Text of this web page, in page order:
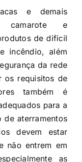
e demais
camarote e
de difícil
incêndio, além
da rede
os requisitos de
também é
para a
de aterramentos
devem estar
não entrem em
as